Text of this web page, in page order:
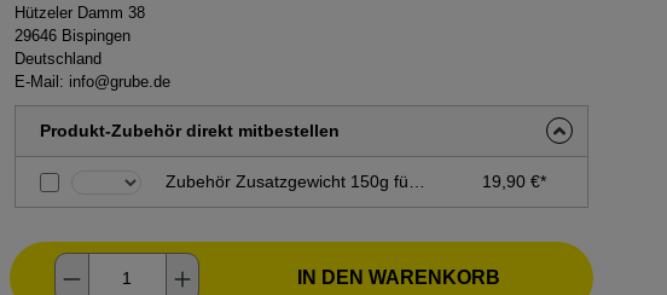
Hützeler Damm 38
29646 Bispingen
Deutschland
E-Mail: info@grube.de
Produkt-Zubehör direkt mitbestellen
19,90 €*
Produkt Anzahl: Gib den gewünschten Wert
IN DEN WARENKORB